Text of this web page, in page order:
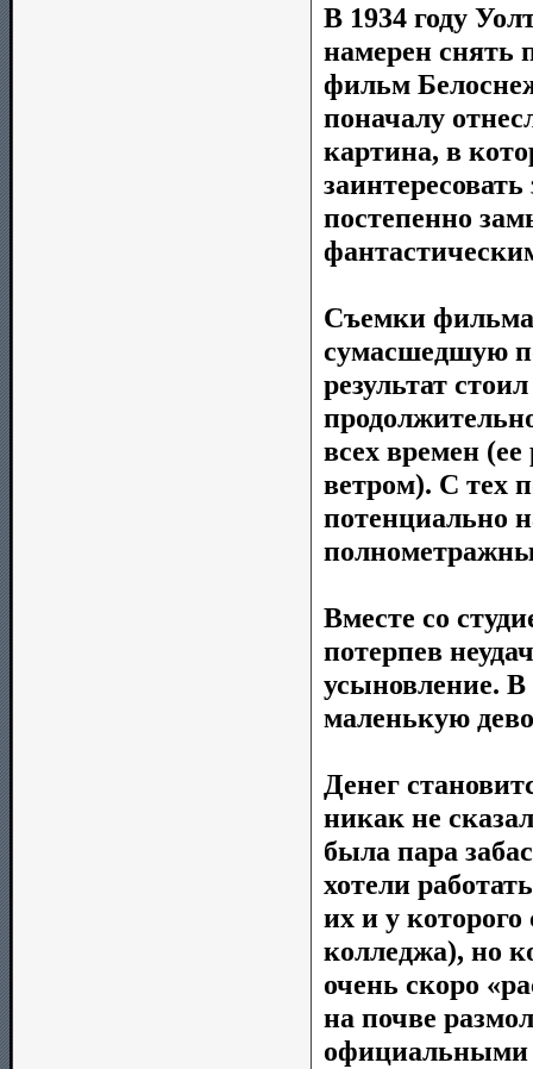
В 1934 году
намерен
фильм
поначалу
картина, в
постепенно
Съемки фильма
сумасшедшую
результат
всех времен
ветром). С тех
потенциально
Вместе со
потерпев
усыновление. В
маленькую
Денег
никак не
была пара
хотели
их и у которого
колледжа), но
очень скоро
на почве
официальными